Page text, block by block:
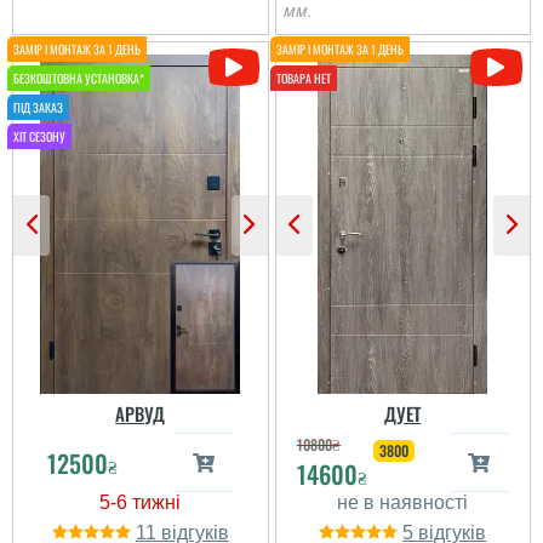
мм.
АРВУД
12500₴
11
ДУЕТ
10800₴
14600₴
3800
5